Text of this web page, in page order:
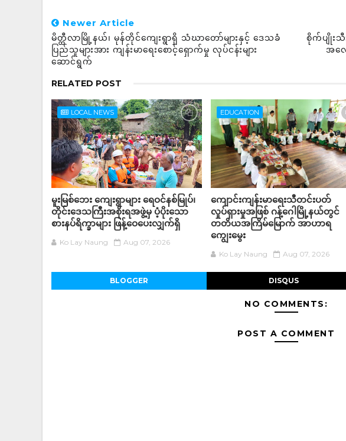
Newer Article
မိတ္ထီလာမြို့နယ်၊ မုန်တိုင်ကျေးရွာရှိ သံဃာတော်များနှင့် ဒေသခံ
ပြည်သူများအား ကျန်းမာရေးစောင့်ရှောက်မှု လုပ်ငန်းများ
ဆောင်ရွက်
စိုက်ပျိုး
အလ
RELATED POST
LOCAL NEWS
မူးမြစ်ဘေး ကျေးရွာများ ရေဝင်နစ်မြုပ်၊
တိုင်းဒေသကြီးအစိုးရအဖွဲ့မှ ပံ့ပိုးသော
စားနပ်ရိက္ခာများ ဖြန့်ဝေပေးလျှက်ရှိ
Ko Lay Naung Aug 07, 2026
EDUCATION
ကျောင်းကျန်းမာရေးသီတင်းပတ်
လှုပ်ရှားမှုအဖြစ် ဂန့်ဂေါမြို့နယ်တွင်
တတိယအကြိမ်မြောက် အာဟာရ
ကျွေးမွေး
Ko Lay Naung Aug 07, 2026
BLOGGER DISQUS
NO COMMENTS:
POST A COMMENT